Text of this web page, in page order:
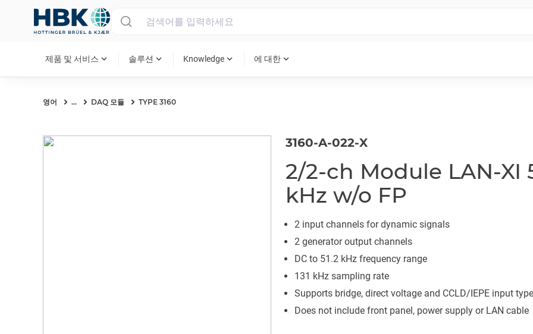
제품 및 서비스 expand_more 솔루션 expand_more Knowledge expand_more 에 대한 expand_more
영어 ... DAQ 모듈 TYPE 3160
3160-A-022-X
2/2-ch Module LAN-XI
kHz w/o FP
2 input channels for dynamic signals
2 generator output channels
DC to 51.2 kHz frequency range
131 kHz sampling rate
Supports bridge, direct voltage and CCLD/IEPE input
Does not include front panel, power supply or LAN cable